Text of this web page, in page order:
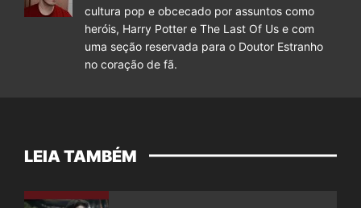
cultura pop e obcecado por assuntos como
heróis, Harry Potter e The Last Of Us e com
uma seção reservada para o Doutor Estranho
no coração de fã.
LEIA TAMBÉM